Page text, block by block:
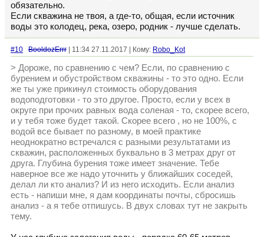
обязательно.
Если скважина не твоя, а где-то, общая, если источник
воды это колодец, река, озеро, родник - лучше сделать.
#10 BooldozErrr | 11:34 27.11.2017 | Кому: Robo_Kot
> Дороже, по сравнению с чем? Если, по сравнению с
бурением и обустройством скважины - то это одно. Если
же ты уже прикинул стоимость оборудования
водоподготовки - то это другое. Просто, если у всех в
округе при прочих равных вода соленая - то, скорее всего,
и у тебя тоже будет такой. Скорее всего , но не 100%, с
водой все бывает по разному, в моей практике
неоднократно встречался с разными результатами из
скважин, расположенных буквально в 3 метрах друг от
друга. Глубина бурения тоже имеет значение. Тебе
наверное все же надо уточнить у ближайших соседей,
делал ли кто анализ? И из него исходить. Если анализ
есть - напиши мне, я дам координаты почты, сбросишь
анализ - а я тебе отпишусь. В двух словах тут не закрыть
тему.